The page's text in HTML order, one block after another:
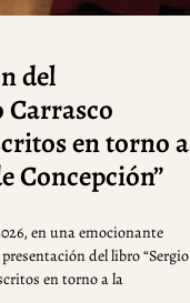
del
Carrasco
en torno a
Concepción”
en una emocionante
del libro “Sergio
en torno a la